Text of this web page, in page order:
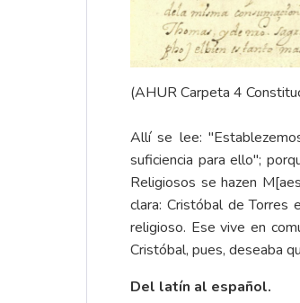
(AHUR Carpeta 4
Allí se lee:
suficiencia para ello";
Religiosos se hazen
clara: Cristóbal de Torres
religioso. Ese vive en
Cristóbal, pues, deseaba
Del latín al español.